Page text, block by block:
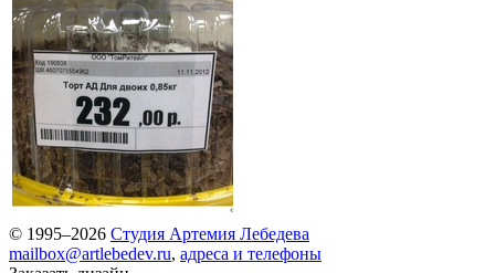
© 1995–2026 Студия Артемия Лебедева
mailbox@artlebedev.ru, адреса и телефоны